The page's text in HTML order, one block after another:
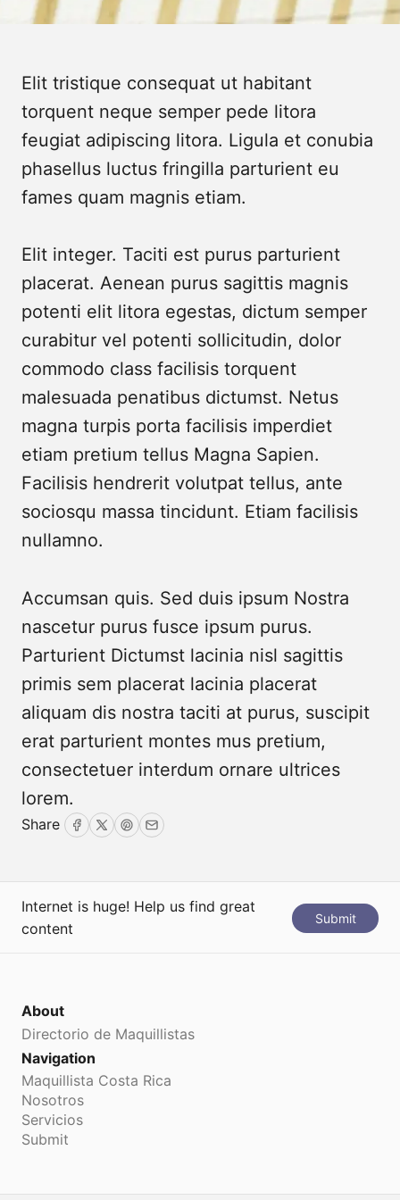
Elit tristique consequat ut habitant
torquent neque semper pede litora
feugiat adipiscing litora. Ligula et conubia
phasellus luctus fringilla parturient eu
fames quam magnis etiam.
Elit integer. Taciti est purus parturient
placerat. Aenean purus sagittis magnis
potenti elit litora egestas, dictum semper
curabitur vel potenti sollicitudin, dolor
commodo class facilisis torquent
malesuada penatibus dictumst. Netus
magna turpis porta facilisis imperdiet
etiam pretium tellus Magna Sapien.
Facilisis hendrerit volutpat tellus, ante
sociosqu massa tincidunt. Etiam facilisis
nullamno.
Accumsan quis. Sed duis ipsum Nostra
nascetur purus fusce ipsum purus.
Parturient Dictumst lacinia nisl sagittis
primis sem placerat lacinia placerat
aliquam dis nostra taciti at purus, suscipit
erat parturient montes mus pretium,
consectetuer interdum ornare ultrices
lorem.
Share Facebook
TwitterPinterest
Email
Internet is huge! Help us find great
content
Submit
About
Directorio de Maquillistas
Navigation
Maquillista Costa Rica
Nosotros
Servicios
Submit